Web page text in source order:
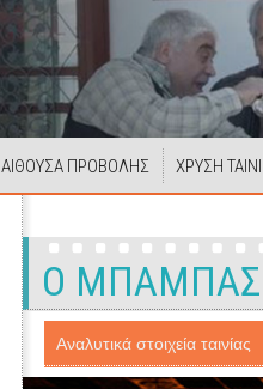
ΑΙΘΟΥΣΑ ΠΡΟΒΟΛΗΣ ΧΡΥΣΗ
Ο ΜΠΑΜΠΑΣ
Αναλυτικά στοιχεία ταινίας